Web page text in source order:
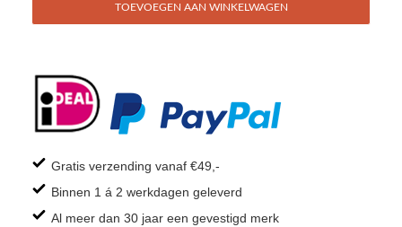
TOEVOEGEN AAN WINKELWAGEN
Gratis verzending vanaf €49,-
Binnen 1 á 2 werkdagen geleverd
Al meer dan 30 jaar een gevestigd merk